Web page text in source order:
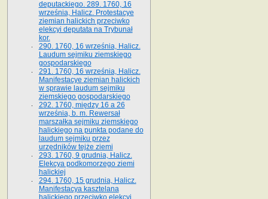
deputackiego. 289. 1760, 16
września, Halicz. Protestacye
ziemian halickich przeciwko
elekcyi deputata na Trybunał
kor.
290. 1760, 16 września, Halicz.
Laudum sejmiku ziemskiego
gospodarskiego
291. 1760, 16 września, Halicz.
Manifestacye ziemian halickich
w sprawie laudum sejmiku
ziemskiego gospodarskiego
292. 1760, między 16 a 26
września, b. m. Rewersał
marszałka sejmiku ziemskiego
halickiego na punkta podane do
laudum sejmiku przez
urzędników tejże ziemi
293. 1760, 9 grudnia, Halicz.
Elekcya podkomorzego ziemi
halickiej
294. 1760, 15 grudnia, Halicz.
Manifestacya kasztelana
halickiego przeciwko elekcyi